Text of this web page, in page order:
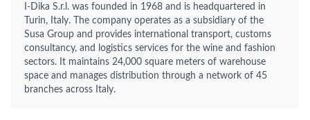
I-Dika S.r.l. was founded in 1968 and is headquartered in
Turin, Italy. The company operates as a subsidiary of the
Susa Group and provides international transport, customs
consultancy, and logistics services for the wine and fashion
sectors. It maintains 24,000 square meters of warehouse
space and manages distribution through a network of 45
branches across Italy.